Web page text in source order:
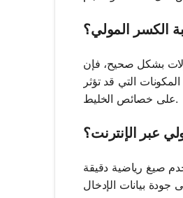
الكسر المولي؟
بشكل صحيح، فإن
التي قد تؤثر
على خصائص الخليط.
عبر الإنترنت؟
صيغ رياضية دقيقة